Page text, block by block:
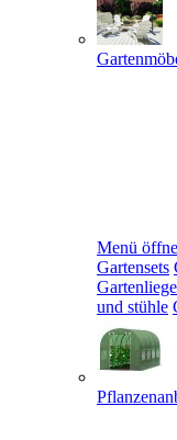
Menü
Gartensets
und stühle